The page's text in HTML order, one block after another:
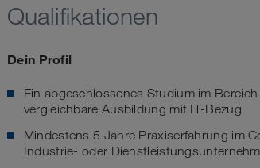
Qualifikationen
Dein Profil
Ein abgeschlossenes Studium im
vergleichbare Ausbildung mit IT-Bezug
Mindestens 5 Jahre Praxiserfahrung im
Industrie- oder